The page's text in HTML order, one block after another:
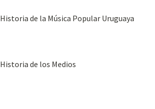
Historia de la Música Popular Uruguaya
Historia de los Medios